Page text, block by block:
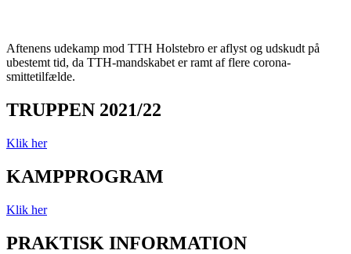
Aftenens udekamp mod TTH Holstebro er aflyst og udskudt på
ubestemt tid, da TTH-mandskabet er ramt af flere corona-
smittetilfælde.
TRUPPEN 2021/22
Klik her
KAMPPROGRAM
Klik her
PRAKTISK INFORMATION